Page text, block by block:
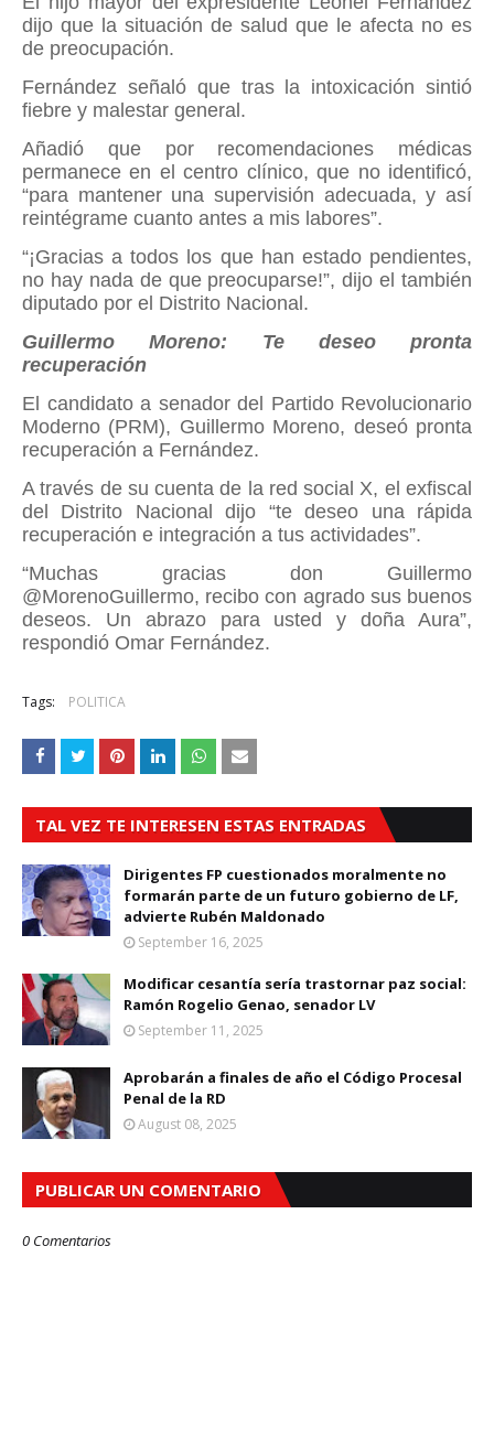
dijo que la situación de salud que le afecta no es
de preocupación.
Fernández señaló que tras la intoxicación sintió
fiebre y malestar general.
Añadió que por recomendaciones médicas
permanece en el centro clínico, que no identificó,
“para mantener una supervisión adecuada, y así
reintégrame cuanto antes a mis labores”.
“¡Gracias a todos los que han estado pendientes,
no hay nada de que preocuparse!”, dijo el también
diputado por el Distrito Nacional.
Guillermo Moreno: Te deseo pronta
recuperación
El candidato a senador del Partido Revolucionario
Moderno (PRM), Guillermo Moreno, deseó pronta
recuperación a Fernández.
A través de su cuenta de la red social X, el exfiscal
del Distrito Nacional dijo “te deseo una rápida
recuperación e integración a tus actividades”.
“Muchas gracias don Guillermo
@MorenoGuillermo, recibo con agrado sus buenos
deseos. Un abrazo para usted y doña Aura”,
respondió Omar Fernández.
Tags: POLITICA
TAL VEZ TE INTERESEN ESTAS ENTRADAS
Dirigentes FP cuestionados moralmente no
formarán parte de un futuro gobierno de LF,
advierte Rubén Maldonado
September 16, 2025
Modificar cesantía sería trastornar paz social:
Ramón Rogelio Genao, senador LV
September 11, 2025
Aprobarán a finales de año el Código Procesal
Penal de la RD
August 08, 2025
PUBLICAR UN COMENTARIO
0 Comentarios